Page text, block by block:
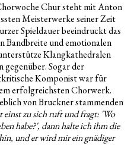
Chur steht mit Anton
Meisterwerke seiner Zeit
Spieldauer beeindruckt das
Bandbreite und emotionalen
Klangkathedralen
gegenüber. Sogar der
Komponist war für
erfolgreichsten Chorwerk.
von Bruckner stammenden
zu sich ruft und fragt: 'Wo
habe?', dann halte ich ihm die
und er wird mir ein gnädiger